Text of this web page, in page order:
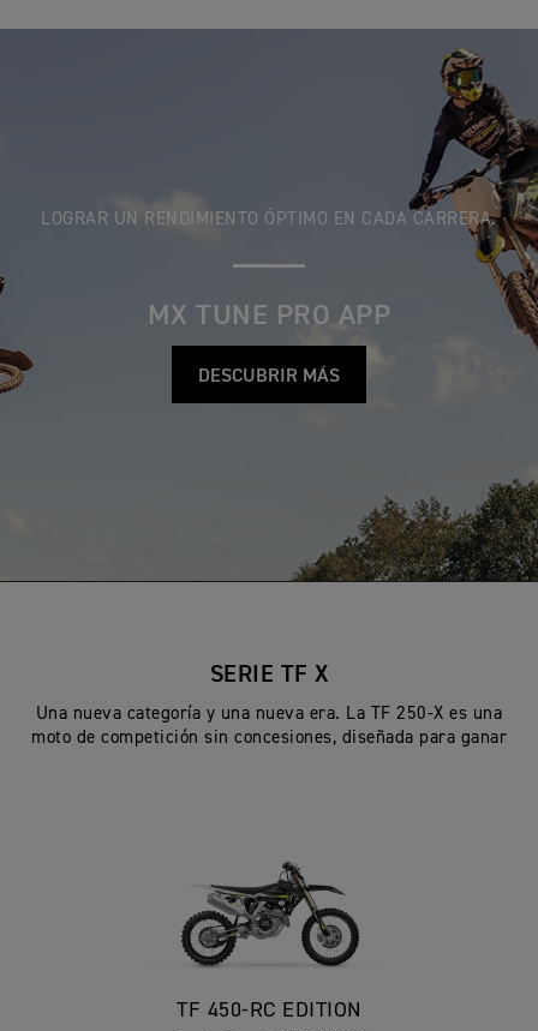
LOGRAR UN RENDIMIENTO ÓPTIMO EN CADA CARRERA.
MX TUNE PRO APP
DESCUBRIR MÁS
SERIE TF X
Una nueva categoría y una nueva era. La TF 250-X es una
moto de competición sin concesiones, diseñada para ganar
TF 450-RC EDITION